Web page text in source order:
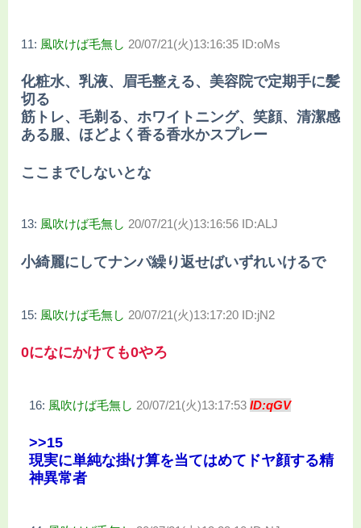
11: 風吹けば毛無し 20/07/21(火)13:16:35 ID:oMs
化粧水、乳液、眉毛整える、美容院で定期手に髪
切る
筋トレ、毛剃る、ホワイトニング、笑顔、清潔感
ある服、ほどよく香る香水かスプレー
ここまでしないとな
13: 風吹けば毛無し 20/07/21(火)13:16:56 ID:ALJ
小綺麗にしてナンパ繰り返せばいずれいけるで
15: 風吹けば毛無し 20/07/21(火)13:17:20 ID:jN2
0になにかけても0やろ
16: 風吹けば毛無し 20/07/21(火)13:17:53 ID:qGV
>>15
現実に単純な掛け算を当てはめてドヤ顔する精
神異常者